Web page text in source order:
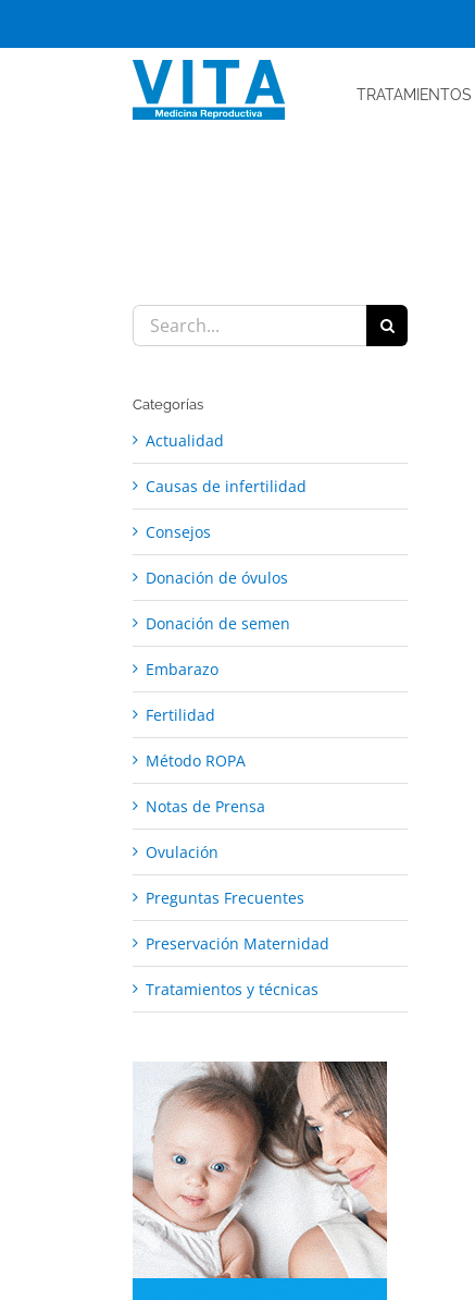
TRATAMIENTOS
Search
for:
Categorías
Actualidad
Causas de infertilidad
Consejos
Donación de óvulos
Donación de semen
Embarazo
Fertilidad
Método ROPA
Notas de Prensa
Ovulación
Preguntas Frecuentes
Preservación Maternidad
Tratamientos y técnicas